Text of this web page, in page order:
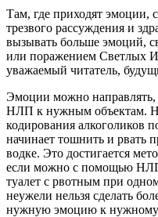
Там, где приходят эмоции,
трезвого рассуждения и
вызывать больше эмоций,
или поражением Светлых
уважаемый читатель,
Эмоции можно
НЛП к нужным объектам.
кодирования алкоголиков
начинает тошнить и рвать
водке. Это достигается
если можно с помощью НЛП
туалет с рвотным при
неужели нельзя сделать
нужную эмоцию к нужному